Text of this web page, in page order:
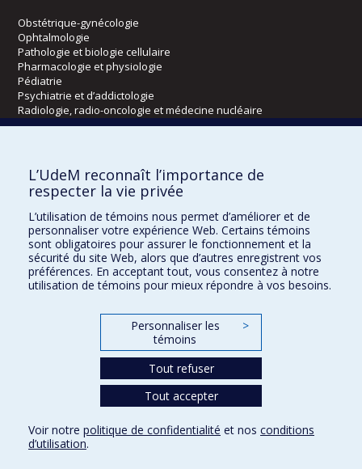
Obstétrique-gynécologie
Ophtalmologie
Pathologie et biologie cellulaire
Pharmacologie et physiologie
Pédiatrie
Psychiatrie et d’addictologie
Radiologie, radio-oncologie et médecine nucléaire
Kinésiologie et des sciences de l’activité physique
Orthophonie et audiologie
Réadaptation
Directions
DPC
CPASS
L’UdeM reconnaît l’importance de
respecter la vie privée
L’utilisation de témoins nous permet d’améliorer et de
personnaliser votre expérience Web. Certains témoins
sont obligatoires pour assurer le fonctionnement et la
sécurité du site Web, alors que d’autres enregistrent vos
préférences. En acceptant tout, vous consentez à notre
utilisation de témoins pour mieux répondre à vos besoins.
Personnaliser les
témoins
>
Tout refuser
Tout accepter
Voir notre politique de confidentialité et nos conditions
d’utilisation.